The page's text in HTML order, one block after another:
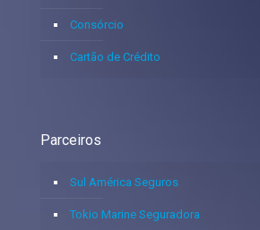
Consórcio
Cartão de Crédito
Parceiros
Sul América Seguros
Tokio Marine Seguradora